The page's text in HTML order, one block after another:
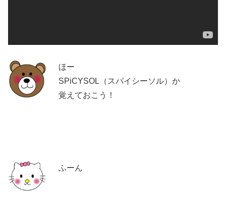
ほー
SPiCYSOL（スパイシーソル）か
覚えておこう！
ふーん